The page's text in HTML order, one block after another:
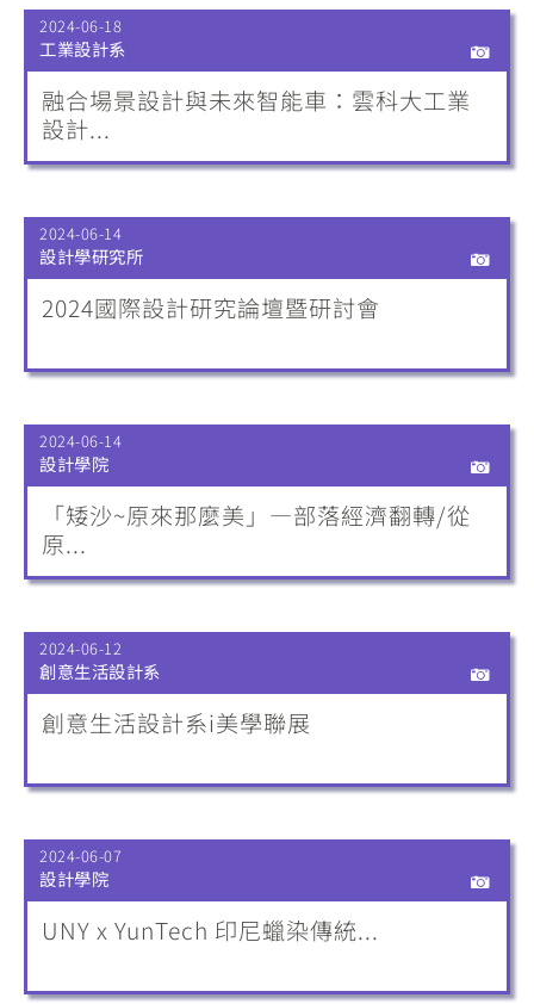
2024-06-18
工業設計系
融合場景設計與未來智能車：雲科大工業
設計...
2024-06-14
設計學研究所
2024國際設計研究論壇暨研討會
2024-06-14
設計學院
「矮沙~原來那麼美」—部落經濟翻轉/從
原...
2024-06-12
創意生活設計系
創意生活設計系i美學聯展
2024-06-07
設計學院
UNY x YunTech 印尼蠟染傳統...